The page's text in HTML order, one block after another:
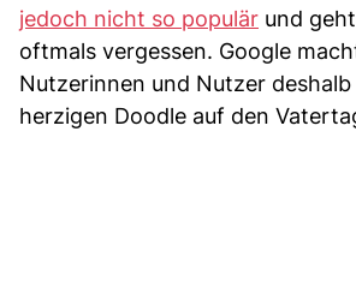
jedoch nicht so populär und
oftmals vergessen. Google
Nutzerinnen und Nutzer
herzigen Doodle auf den